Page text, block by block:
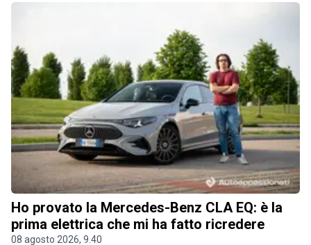
Ho provato la Mercedes-Benz CLA EQ: è la
prima elettrica che mi ha fatto ricredere
08 agosto 2026, 9.40